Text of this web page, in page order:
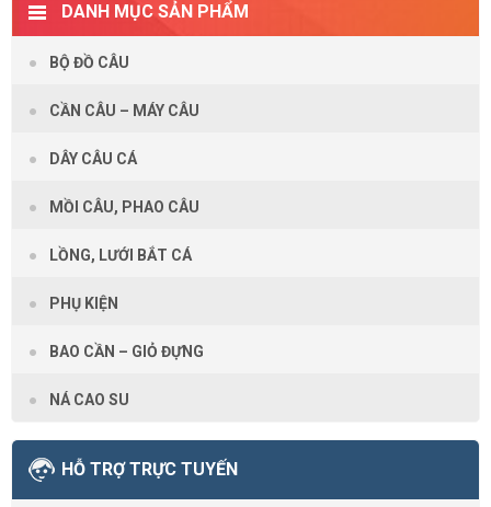
DANH MỤC SẢN PHẨM
BỘ ĐỒ CÂU
CẦN CÂU – MÁY CÂU
DÂY CÂU CÁ
MỒI CÂU, PHAO CÂU
LỒNG, LƯỚI BẮT CÁ
PHỤ KIỆN
BAO CẦN – GIỎ ĐỰNG
NÁ CAO SU
HỖ TRỢ TRỰC TUYẾN